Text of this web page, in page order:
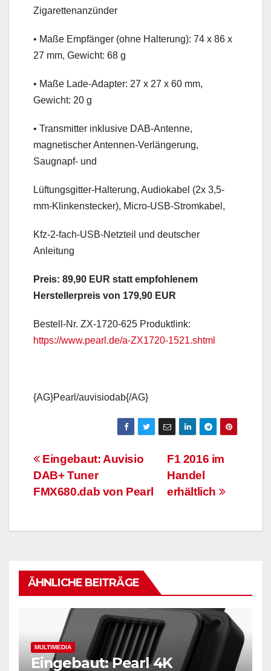
Zigarettenanzünder
• Maße Empfänger (ohne Halterung): 74 x 86 x
27 mm, Gewicht: 68 g
• Maße Lade-Adapter: 27 x 27 x 60 mm,
Gewicht: 20 g
• Transmitter inklusive DAB-Antenne,
magnetischer Antennen-Verlängerung,
Saugnapf- und
Lüftungsgitter-Halterung, Audiokabel (2x 3,5-
mm-Klinkenstecker), Micro-USB-Stromkabel,
Kfz-2-fach-USB-Netzteil und deutscher
Anleitung
Preis: 89,90 EUR statt empfohlenem
Herstellerpreis von 179,90 EUR
Bestell-Nr. ZX-1720-625 Produktlink:
https://www.pearl.de/a-ZX1720-1521.shtml
{AG}Pearl/auvisiodab{/AG}
Beitrags-
Navigation
F1 2016 im
Handel
erhältlich
Eingebaut: Auvisio
DAB+ Tuner
FMX680.dab von Pearl
ÄHNLICHE BEITRÄGE
MULTIMEDIA
Eingebaut: Pearl 4K